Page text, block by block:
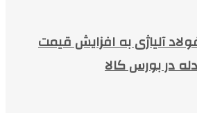
آلیاژی به افزایش قیمت
در بورس کالا